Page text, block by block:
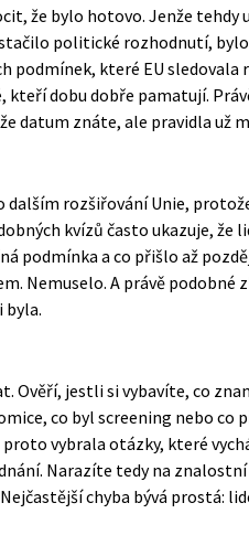
že bylo hotovo. Jenže tehdy
politické rozhodnutí,
které EU sledovala
kteří dobu dobře pamatují.
datum znáte, ale pravidla už
dalším rozšiřování Unie,
kvízů často ukazuje, že
podmínka a co přišlo až
Nemuselo. A právě podobné
byla.
Ověří, jestli si vybavíte, co
co byl screening nebo co
proto vybrala otázky, které
Narazíte tedy na
chyba bývá prostá: